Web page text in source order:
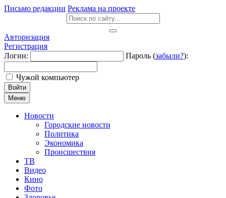
Письмо редакции Реклама на проекте
Авторизация
Регистрация
Логин:
Пароль (забыли?):
Чужой компьютер
Войти
Меню
Новости
Городские новости
Политика
Экономика
Происшествия
ТВ
Видео
Кино
Фото